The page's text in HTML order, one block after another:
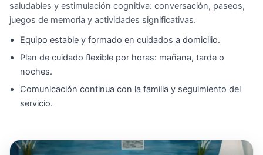
saludables y estimulación cognitiva: conversación, paseos,
juegos de memoria y actividades significativas.
Equipo estable y formado en cuidados a domicilio.
Plan de cuidado flexible por horas: mañana, tarde o
noches.
Comunicación continua con la familia y seguimiento del
servicio.